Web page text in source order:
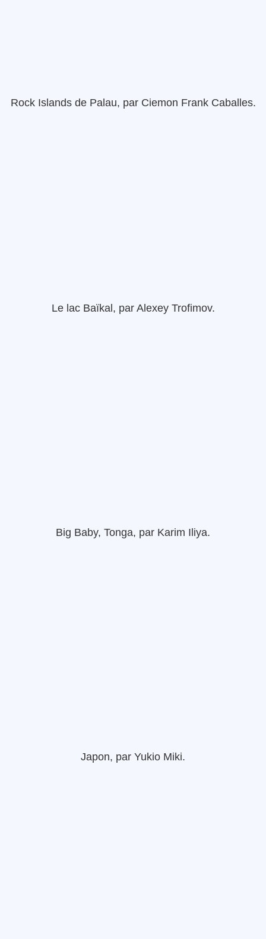
Rock Islands de Palau, par Ciemon Frank Caballes.
Le lac Baïkal, par Alexey Trofimov.
Big Baby, Tonga, par Karim Iliya.
Japon, par Yukio Miki.